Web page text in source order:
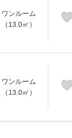
ワンルーム
（13.0㎡）
ワンルーム
（13.0㎡）